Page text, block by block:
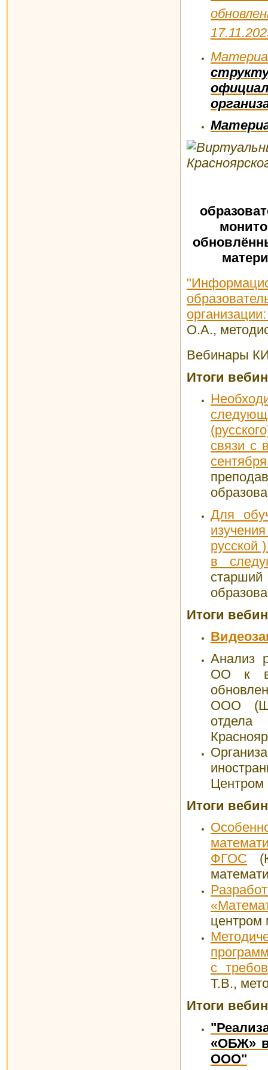
О.А.,
Вебинары
Итоги
связи с
Для
русской
в
старший
Итоги
Анализ
ОО к
ООО
отдела
Центром
Итоги
ФГОС
центром
с
Т.В.,
Итоги
«ОБЖ»
ООО"